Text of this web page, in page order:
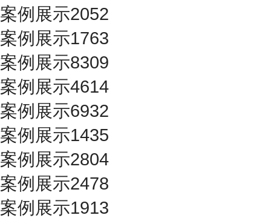
案例展示2052
案例展示1763
案例展示8309
案例展示4614
案例展示6932
案例展示1435
案例展示2804
案例展示2478
案例展示1913